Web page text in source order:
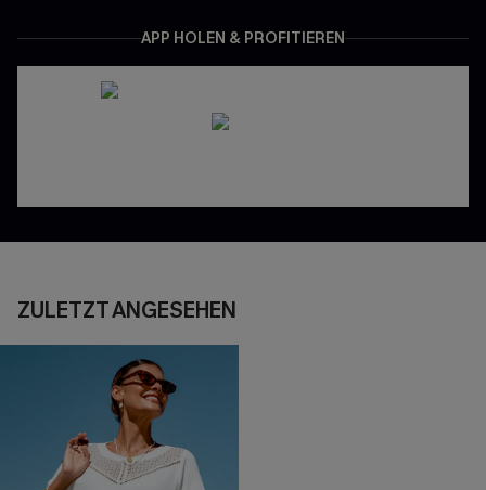
APP HOLEN & PROFITIEREN
ZULETZT ANGESEHEN